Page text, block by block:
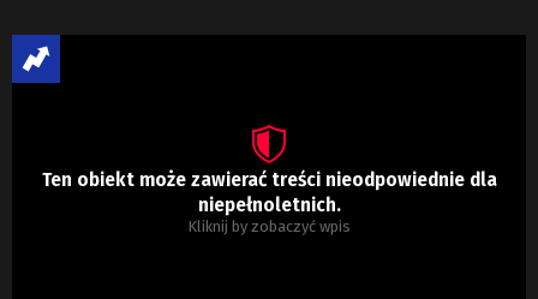
Ten obiekt może zawierać treści nieodpowiednie dla
niepełnoletnich.
Kliknij by zobaczyć wpis